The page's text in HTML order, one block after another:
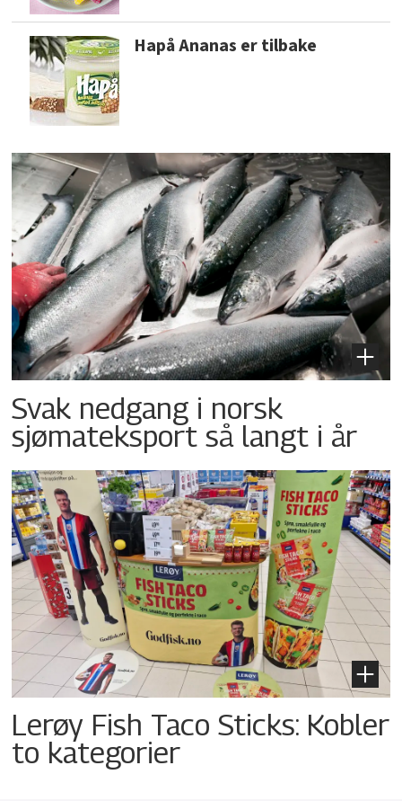
Hapå Ananas er tilbake
Svak nedgang i norsk
sjømateksport så langt i år
Lerøy Fish Taco Sticks: Kobler
to kategorier